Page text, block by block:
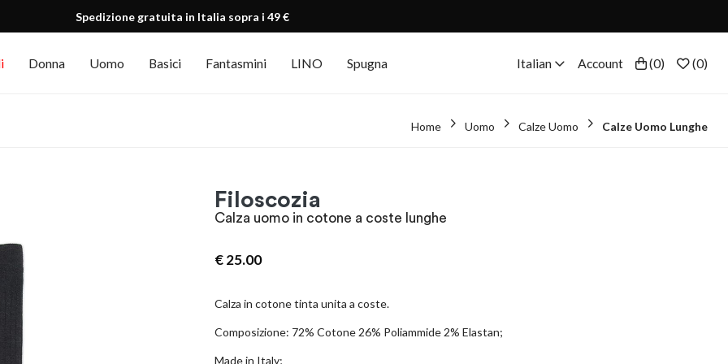
Spedizione gratuita in Italia sopra i 49 €
Donna Uomo Basici Fantasmini LINO Spugna Italian Account (0) (0)
Home Uomo Calze Uomo Calze Uomo Lunghe
Filoscozia
Calza uomo in cotone a coste lunghe
€25.00
Calza in cotone tinta unita a coste.
Composizione: 72% Cotone 26% Poliammide 2% Elastan;
Made in Italy;